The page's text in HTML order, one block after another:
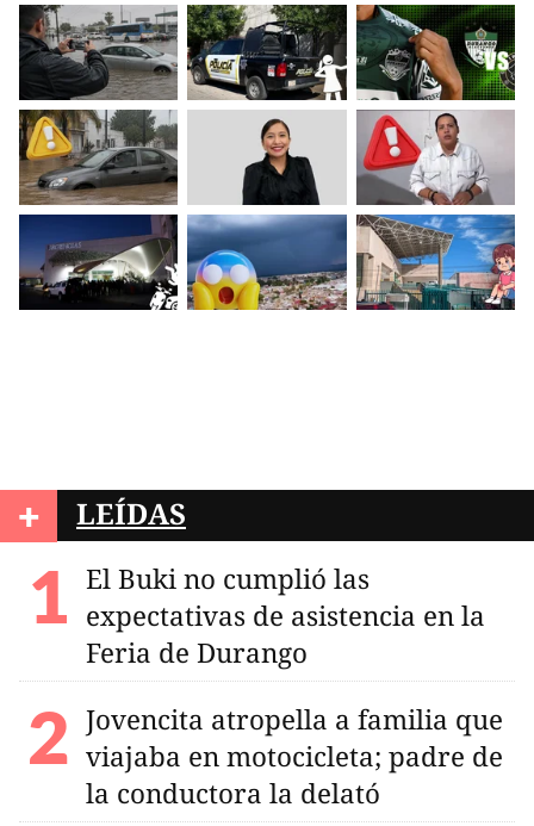
+ LEÍDAS
El Buki no cumplió las
expectativas de asistencia en la
Feria de Durango
Jovencita atropella a familia que
viajaba en motocicleta; padre de
la conductora la delató